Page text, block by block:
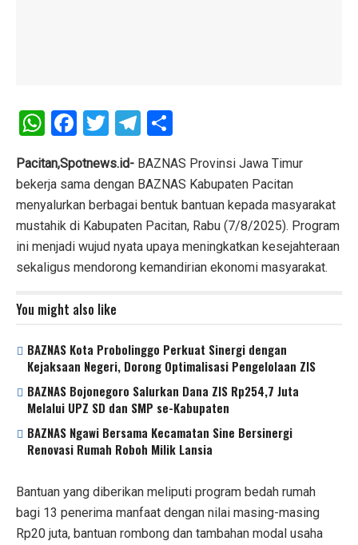
W
h
at
s
A
p
p
F
a
ce
b
o
o
k
T
wi
tt
er
T
el
e
gr
a
m
h
ar
e
Pacitan,Spotnews.id- BAZNAS Provinsi Jawa Timur
bekerja sama dengan BAZNAS Kabupaten Pacitan
menyalurkan berbagai bentuk bantuan kepada masyarakat
mustahik di Kabupaten Pacitan, Rabu (7/8/2025). Program
ini menjadi wujud nyata upaya meningkatkan kesejahteraan
sekaligus mendorong kemandirian ekonomi masyarakat.
You might also like
BAZNAS Kota Probolinggo Perkuat Sinergi dengan
Kejaksaan Negeri, Dorong Optimalisasi Pengelolaan ZIS
BAZNAS Bojonegoro Salurkan Dana ZIS Rp254,7 Juta
Melalui UPZ SD dan SMP se-Kabupaten
BAZNAS Ngawi Bersama Kecamatan Sine Bersinergi
Renovasi Rumah Roboh Milik Lansia
Bantuan yang diberikan meliputi program bedah rumah
bagi 13 penerima manfaat dengan nilai masing-masing
Rp20 juta, bantuan rombong dan tambahan modal usaha